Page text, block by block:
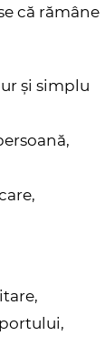
că rămâne
și simplu